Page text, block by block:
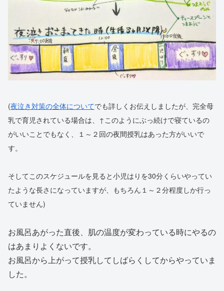
(夜泣き対策の全体についてでも詳しくお伝えしましたが、完全母
乳で育児されている場合は、↑このようにぶっ続けで寝ているの
がいいことでもなく、１～２回の夜間授乳はあった方がいいで
す。
そしてこのスケジュールを見ると小児はりを30分くらいやってい
たような長さになっていますが、もちろん１～２分程度しか行っ
ていません)
お風呂あがった直後、肌の温度が変わっている時にやるの
はあまりよくないです。
お風呂から上がって授乳してしばらくしてからやっていま
した。